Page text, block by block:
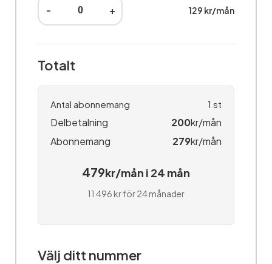
- + 129 kr/mån
Totalt
Antal abonnemang 1 st
Delbetalning 200kr/mån
Abonnemang
279kr/mån
479kr/mån i 24 mån
11 496 kr för 24 månader
Välj ditt nummer